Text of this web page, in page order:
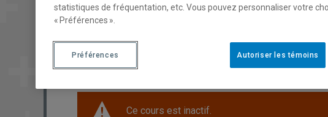
Description
Ce cours est inactif.
statistiques de fréquentation, etc. Vous pouvez personnaliser votre
« Préférences ».
Autoriser les témoins
Préférences